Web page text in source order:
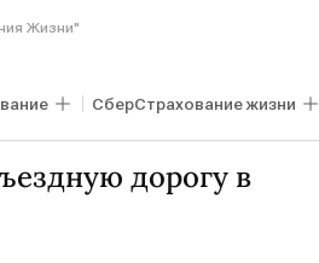
Жизни"
СберСтрахование жизни
дорогу в